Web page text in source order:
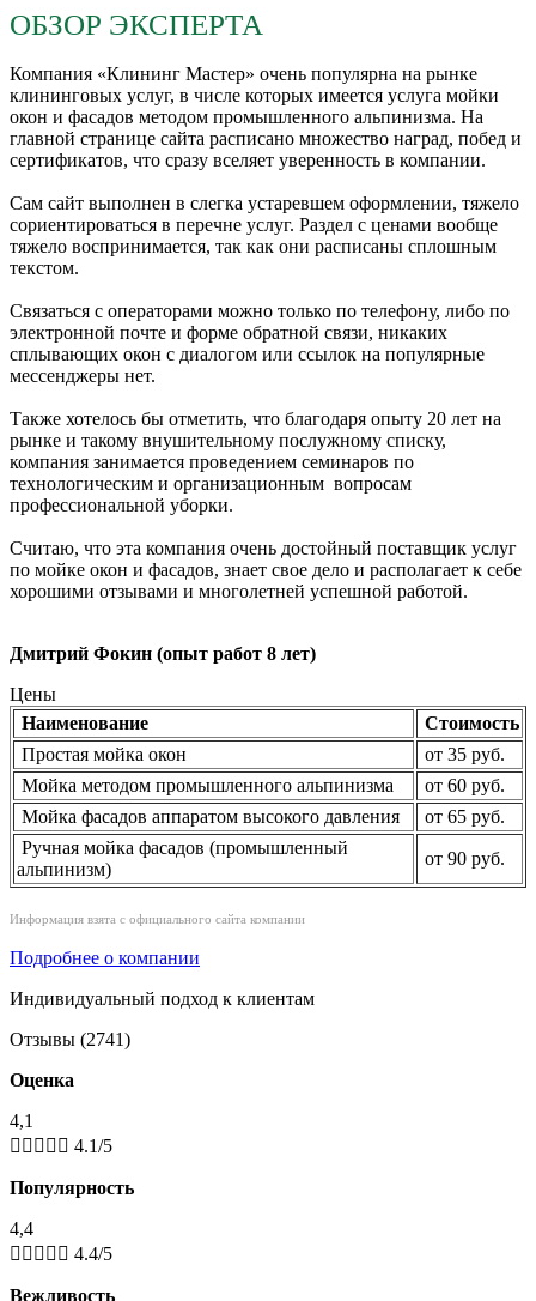
ОБЗОР ЭКСПЕРТА
Компания «Клининг Мастер» очень популярна на рынке
клининговых услуг, в числе которых имеется услуга мойки
окон и фасадов методом промышленного альпинизма. На
главной странице сайта расписано множество наград, побед и
сертификатов, что сразу вселяет уверенность в компании.
Сам сайт выполнен в слегка устаревшем оформлении, тяжело
сориентироваться в перечне услуг. Раздел с ценами вообще
тяжело воспринимается, так как они расписаны сплошным
текстом.
Связаться с операторами можно только по телефону, либо по
электронной почте и форме обратной связи, никаких
сплывающих окон с диалогом или ссылок на популярные
мессенджеры нет.
Также хотелось бы отметить, что благодаря опыту 20 лет на
рынке и такому внушительному послужному списку,
компания занимается проведением семинаров по
технологическим и организационным вопросам
профессиональной уборки.
Считаю, что эта компания очень достойный поставщик услуг
по мойке окон и фасадов, знает свое дело и располагает к себе
хорошими отзывами и многолетней успешной работой.
Дмитрий Фокин (опыт работ 8 лет)
Цены
Наименование
Стоимость
Простая мойка окон
от 35 руб.
Мойка методом промышленного альпинизма
от 60 руб.
Мойка фасадов аппаратом высокого давления
от 65 руб.
Ручная мойка фасадов (промышленный
альпинизм)
от 90 руб.
Информация взята с официального сайта компании
Подробнее о компании
Индивидуальный подход к клиентам
Отзывы (2741)
Оценка
4,1
     4.1/5
Популярность
4,4
     4.4/5
Вежливость